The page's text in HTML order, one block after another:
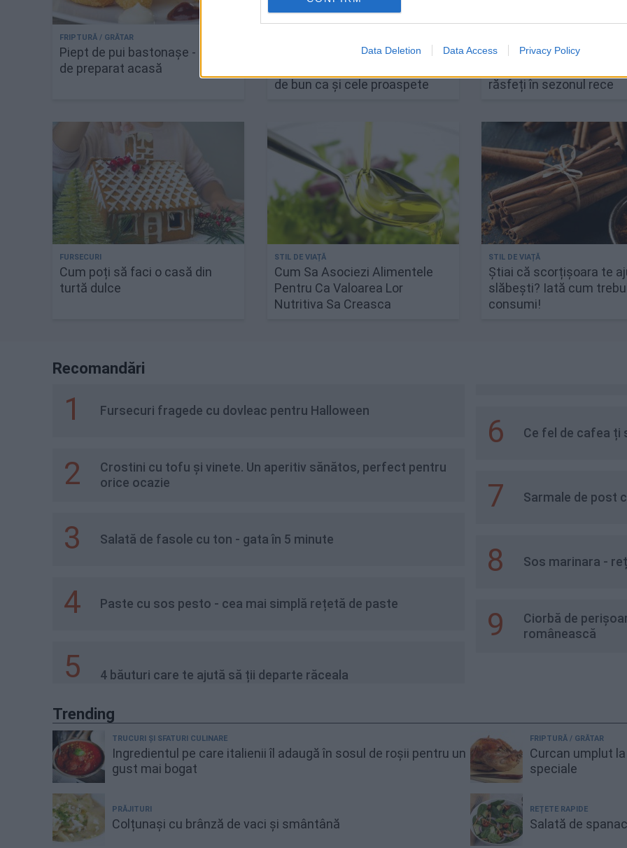
Data Deletion Data Access Privacy Policy
Piept de pui bastonașe - ușor
de preparat acasă
Cum faci ca legumele
de bun ca și cele proaspete
Cum să faci cea mai bună
răsfeți în sezonul rece
Cum poți să faci o casă din
turtă dulce
Cum Sa Asociezi Alimentele
Pentru Ca Valoarea Lor
Nutritiva Sa Creasca
Știai că scorțișoara te
slăbești? Iată cum
consumi!
Recomandări
1 Fursecuri fragede cu dovleac pentru Halloween
2
Crostini cu tofu și vinete. Un aperitiv sănătos, perfect pentru
orice ocazie
3 Salată de fasole cu ton - gata în 5 minute
4 Paste cu sos pesto - cea mai simplă rețetă de paste
5 4 băuturi care te ajută să ții departe răceala
6 Ce fel de cafea ți
7 Sarmale de post
8 Sos marinara -
9
Ciorbă de
românească
Trending
TRUCURI ȘI SFATURI CULINARE
Ingredientul pe care italienii îl adaugă în sosul de roșii pentru un
gust mai bogat
PRĂJITURI
Colțunași cu brânză de vaci și smântână
FRIPTURĂ / GRĂTAR
Curcan umplut
speciale
REȚETE RAPIDE
Salată de